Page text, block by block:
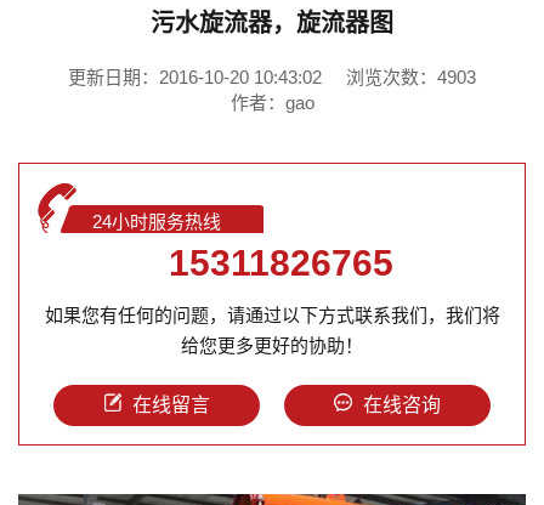
污水旋流器，旋流器图
更新日期：2016-10-20 10:43:02
浏览次数：4903
作者：gao
24小时服务热线
15311826765
如果您有任何的问题，请通过以下方式联系我们，我们将
给您更多更好的协助！
在线留言 在线咨询